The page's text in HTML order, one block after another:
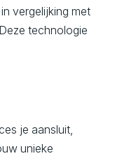
vergelijking met
technologie
je aansluit,
unieke